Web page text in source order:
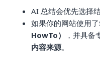
AI 总结会优先选择
如果你的网站使用了
HowTo）
，并具备
内容来源。